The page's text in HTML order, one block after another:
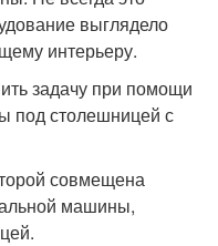
выглядело
интерьеру.
задачу при помощи
под столешницей с
совмещена
машины,